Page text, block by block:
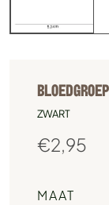
ZWART
€2,95
MAAT